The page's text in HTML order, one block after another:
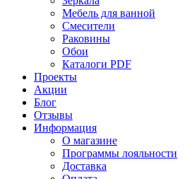
Мебель для ванной
Смесители
Раковины
Обои
Каталоги PDF
Проекты
Акции
Блог
Отзывы
Информация
О магазине
Программы лояльности
Доставка